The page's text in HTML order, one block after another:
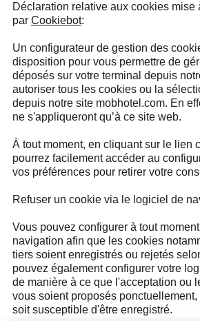
Déclaration relative aux cookies mise
par Cookiebot:
Un configurateur de gestion des
disposition pour vous permettre de
déposés sur votre terminal depuis
autoriser tous les cookies ou la
depuis notre site mobhotel.com. En
ne s'appliqueront qu’à ce site web.
À tout moment, en cliquant sur le lien
pourrez facilement accéder au
vos préférences pour retirer votre
Refuser un cookie via le logiciel de
Vous pouvez configurer à tout
navigation afin que les cookies
tiers soient enregistrés ou rejetés
pouvez également configurer votre
de manière à ce que l'acceptation ou
vous soient proposés
soit susceptible d'être enregistré.